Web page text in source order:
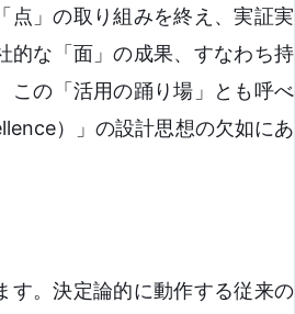
点」の取り組みを終え、実証実
的な「面」の成果、すなわち持
この「活用の踊り場」とも呼べ
）」の設計思想の欠如にあ
す。決定論的に動作する従来の